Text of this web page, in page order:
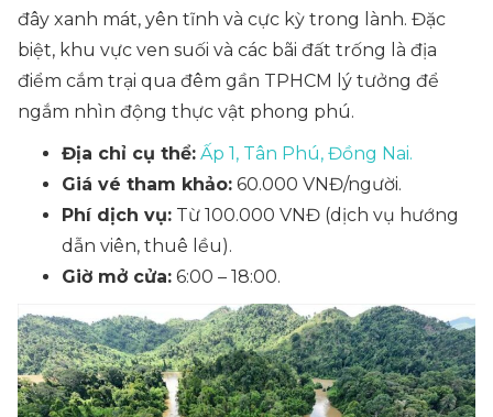
đây xanh mát, yên tĩnh và cực kỳ trong lành. Đặc
biệt, khu vực ven suối và các bãi đất trống là địa
điểm cắm trại qua đêm gần TPHCM lý tưởng để
ngắm nhìn động thực vật phong phú.
Địa chỉ cụ thể: Ấp 1, Tân Phú, Đồng Nai.
Giá vé tham khảo: 60.000 VNĐ/người.
Phí dịch vụ: Từ 100.000 VNĐ (dịch vụ hướng
dẫn viên, thuê lều).
Giờ mở cửa: 6:00 – 18:00.